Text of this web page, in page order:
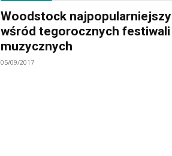
Woodstock najpopularniejszy
wśród tegorocznych festiwali
muzycznych
05/09/2017